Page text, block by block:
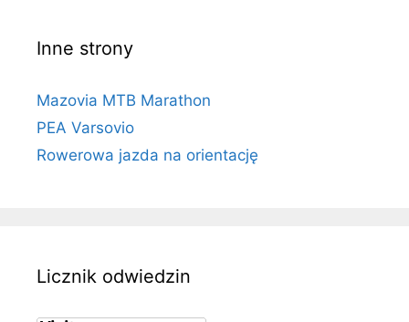
Inne strony
Mazovia MTB Marathon
PEA Varsovio
Rowerowa jazda na orientację
Licznik odwiedzin